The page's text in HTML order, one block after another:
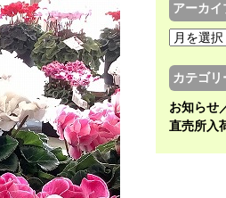
アーカイ
ア
カ
イ
ブ
カテゴリ
お知らせ
直売所入